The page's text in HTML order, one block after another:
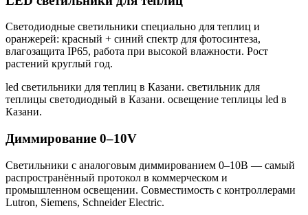
Светодиодные светильники специально для теплиц и
оранжерей: красный + синий спектр для фотосинтеза,
влагозащита IP65, работа при высокой влажности. Рост
растений круглый год.
led светильники для теплиц в Казани. светильник для
теплицы светодиодный в Казани. освещение теплицы led в
Казани.
Диммирование 0–10V
Светильники с аналоговым диммированием 0–10В — самый
распространённый протокол в коммерческом и
промышленном освещении. Совместимость с контроллерами
Lutron, Siemens, Schneider Electric.